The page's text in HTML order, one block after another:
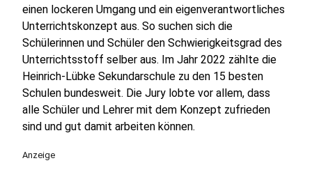
einen lockeren Umgang und ein eigenverantwortliches
Unterrichtskonzept aus. So suchen sich die
Schülerinnen und Schüler den Schwierigkeitsgrad des
Unterrichtsstoff selber aus. Im Jahr 2022 zählte die
Heinrich-Lübke Sekundarschule zu den 15 besten
Schulen bundesweit. Die Jury lobte vor allem, dass
alle Schüler und Lehrer mit dem Konzept zufrieden
sind und gut damit arbeiten können.
Anzeige